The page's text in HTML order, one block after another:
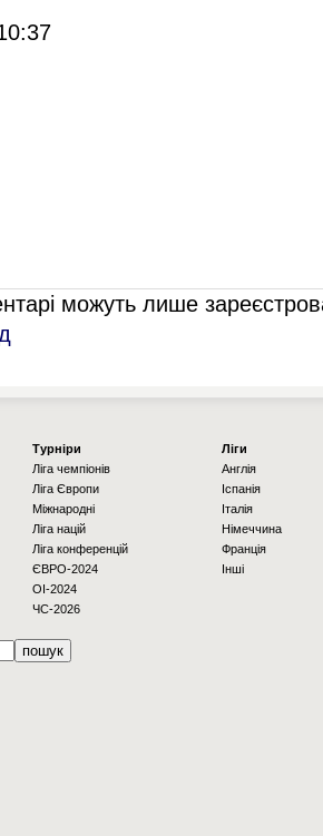
можуть лише
Турніри
Ліга чемпіонів
Ліга Європи
Міжнародні
Ліга націй
Ліга конференцій
ЄВРО-2024
OI-2024
ЧС-2026
Ліги
Англія
Іспанія
Італія
Німеччина
Франція
Інші